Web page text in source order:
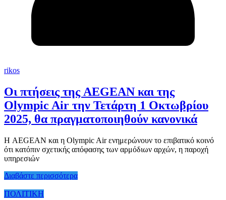
rikos
Οι πτήσεις της AEGEAN και της
Olympic Air την Τετάρτη 1 Οκτωβρίου
2025, θα πραγματοποιηθούν κανονικά
Η AEGEAN και η Olympic Air ενημερώνουν το επιβατικό κοινό
ότι κατόπιν σχετικής απόφασης των αρμόδιων αρχών, η παροχή
υπηρεσιών
Διαβάστε περισσότερα
ΠΟΛΙΤΙΚΗ